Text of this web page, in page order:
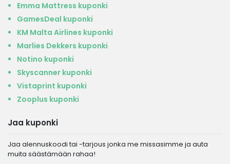
Emma Mattress kuponki
GamesDeal kuponki
KM Malta Airlines kuponki
Marlies Dekkers kuponki
Notino kuponki
Skyscanner kuponki
Vistaprint kuponki
Zooplus kuponki
Jaa kuponki
Jaa alennuskoodi tai -tarjous jonka me missasimme ja auta
muita säästämään rahaa!